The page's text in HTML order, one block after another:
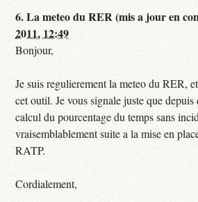
6.La meteo du RER (mis a jour en
2011, 12:49
Bonjour,
Je suis regulierement la meteo du RER,
cet outil. Je vous signale juste que
calcul du pourcentage du temps sans
vraisemblablement suite a la mise en
RATP.
Cordialement,